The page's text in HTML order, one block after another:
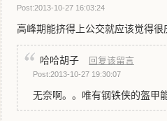
Post:2013-10-27 16:03:24
高峰期能挤得上公交就应该觉得很
哈哈胡子 回复该留言
Post:2013-10-27 19:30:07
无奈啊。。唯有钢铁侠的盔甲